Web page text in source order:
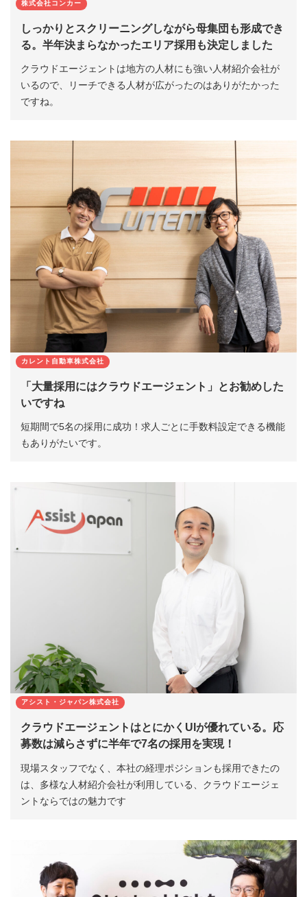
株式会社コンカー
しっかりとスクリーニングしながら母集団も形成でき
る。半年決まらなかったエリア採用も決定しました
クラウドエージェントは地方の人材にも強い人材紹介会社が
いるので、リーチできる人材が広がったのはありがたかった
ですね。
カレント自動車株式会社
「大量採用にはクラウドエージェント」とお勧めした
いですね
短期間で5名の採用に成功！求人ごとに手数料設定できる機能
もありがたいです。
アシスト・ジャパン株式会社
クラウドエージェントはとにかくUIが優れている。応
募数は減らさずに半年で7名の採用を実現！
現場スタッフでなく、本社の経理ポジションも採用できたの
は、多様な人材紹介会社が利用している、クラウドエージェ
ントならではの魅力です